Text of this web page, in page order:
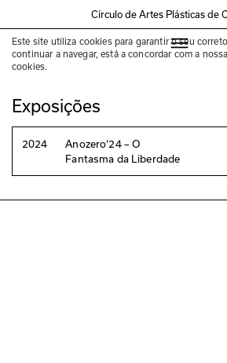
Círculo de Artes Plásticas de
Este site utiliza cookies para garantir o seu
continuar a navegar, está a concordar com a
cookies.
Cildo Meireles
Exposições
2024
Anozero‘24 – O
Fantasma da Liberdade